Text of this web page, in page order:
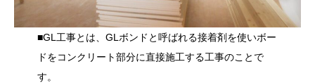
■GL工事とは、GLボンドと呼ばれる接着剤を使いボー
ドをコンクリート部分に直接施工する工事のことで
す。